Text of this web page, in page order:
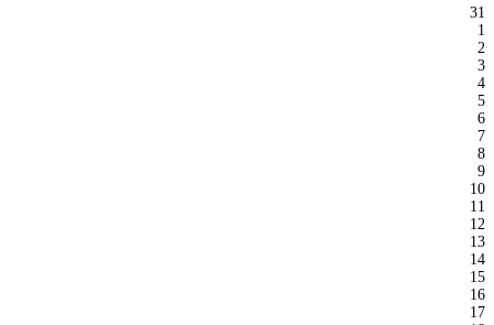
31
1
2
3
4
5
6
7
8
9
10
11
12
13
14
15
16
17